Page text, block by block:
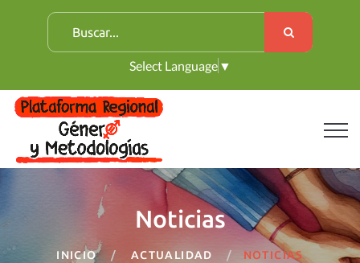
B
u
c
a
r
:
Select Language ▼
Noticias
INICIO ACTUALIDAD NOTICIAS